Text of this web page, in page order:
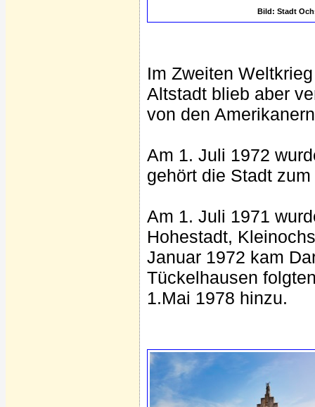
Bild: Stadt
Im Zweiten
Altstadt blieb aber
von den
Am 1. Juli 1972
gehört die Stadt
Am 1. Juli 1971
Hohestadt,
Januar 1972 kam
Tückelhausen
1.Mai 1978 hinzu.